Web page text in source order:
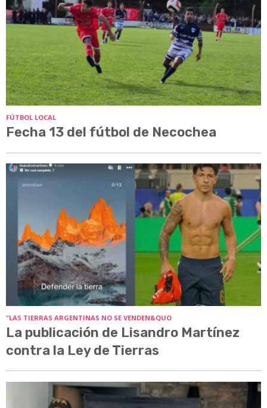
FÚTBOL LOCAL
Fecha 13 del fútbol de Necochea
"LAS TIERRAS ARGENTINAS NO SE VENDEN&QUO
La publicación de Lisandro Martínez
contra la Ley de Tierras